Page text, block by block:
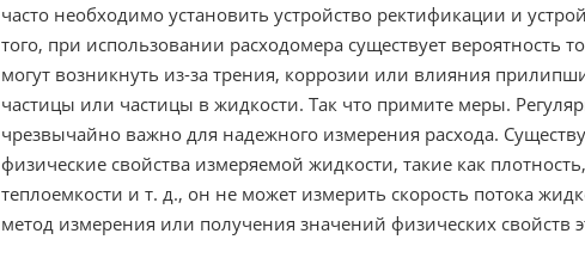
часто необходимо установить устройство ректификации и
того, при использовании расходомера существует вероятность
могут возникнуть из-за трения, коррозии или влияния
частицы или частицы в жидкости. Так что примите меры.
чрезвычайно важно для надежного измерения расхода.
физические свойства измеряемой жидкости, такие как
теплоемкости и т. д., он не может измерить скорость потока
метод измерения или получения значений физических свойств